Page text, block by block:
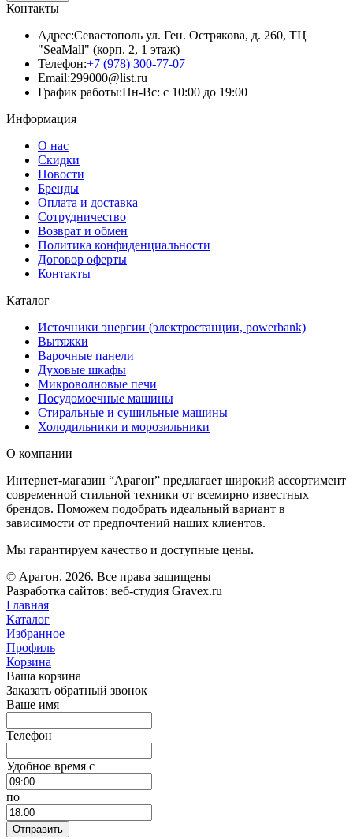
Контакты
Адрес:Севастополь ул. Ген. Острякова, д. 260, ТЦ
"SeaMall" (корп. 2, 1 этаж)
Телефон:+7 (978) 300-77-07
Email:299000@list.ru
График работы:Пн-Вс: с 10:00 до 19:00
Информация
О нас
Скидки
Новости
Бренды
Оплата и доставка
Сотрудничество
Возврат и обмен
Политика конфиденциальности
Договор оферты
Контакты
Каталог
Источники энергии (электростанции, powerbank)
Вытяжки
Варочные панели
Духовые шкафы
Микроволновые печи
Посудомоечные машины
Стиральные и сушильные машины
Холодильники и морозильники
О компании
Интернет-магазин “Арагон” предлагает широкий ассортимент
современной стильной техники от всемирно известных
брендов. Поможем подобрать идеальный вариант в
зависимости от предпочтений наших клиентов.
Мы гарантируем качество и доступные цены.
© Арагон. 2026. Все права защищены
Разработка сайтов: веб-студия Gravex.ru
Главная
Каталог
Избранное
Профиль
Корзина
Ваша корзина
Заказать обратный звонок
Ваше имя
Телефон
Удобное время c
по
Отправить